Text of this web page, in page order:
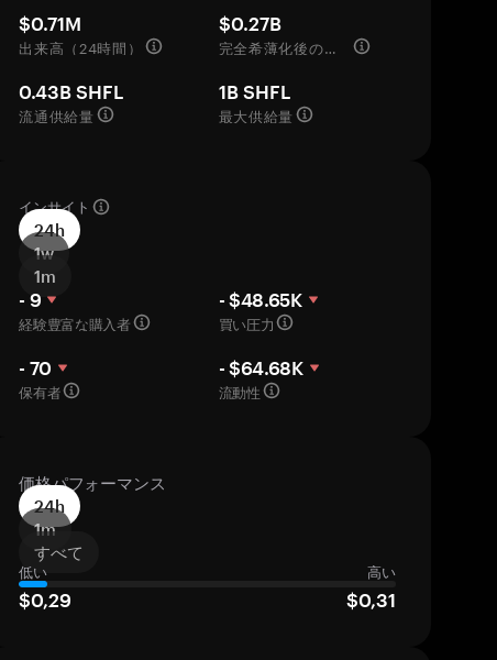
$0.71M
出来高（24時間）
$0.27B
完全希薄化後の評価額
0.43B SHFL
流通供給量
1B SHFL
最大供給量
インサイト
24h
1w
1m
- 9
経験豊富な購入者
- $48.65K
買い圧力
- 70
保有者
- $64.68K
流動性
価格パフォーマンス
24h
1m
すべて
低い 高い
$0,29 $0,31